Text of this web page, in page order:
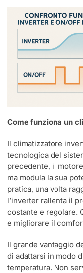
Come funziona un
Il climatizzatore
tecnologica del
precedente, il
ma modula la sua
pratica, una volta
l’inverter rallenta il
costante e regolare.
e migliorare il
Il grande vantaggio
di adattarsi in modo
temperatura. Non